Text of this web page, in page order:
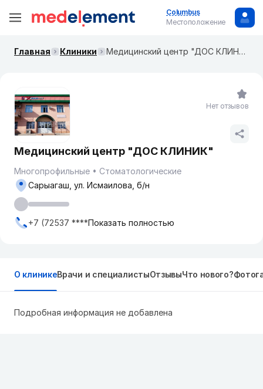
Columbus
Местоположение
Главная Клиники Медицинский центр "ДОС КЛИНИК"
Медицинский центр "ДОС КЛИНИК"
Многопрофильные
Стоматологические
Сарыагаш, ул. Исмаилова, б/н
+7 (72537 ****Показать полностью
Нет отзывов
О клиникеВрачи и специалистыОтзывыЧто нового?
Подробная информация не добавлена